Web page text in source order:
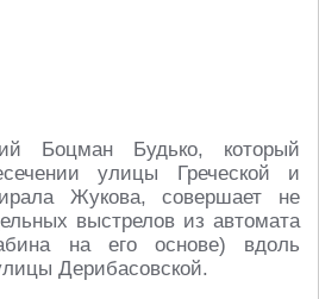
Боцман Будько, который
улицы Греческой и
Жукова, совершает не
выстрелов из автомата
на его основе) вдоль
Дерибасовской.